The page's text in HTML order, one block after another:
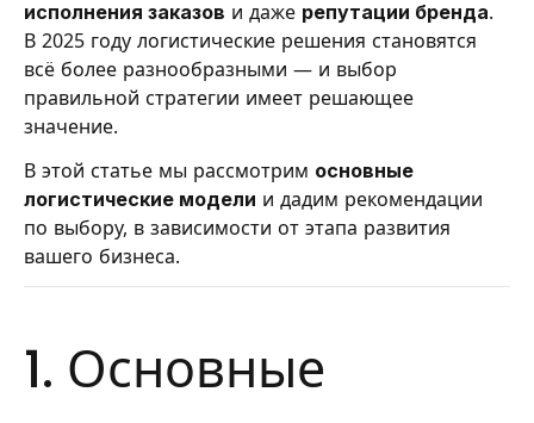
исполнения заказов и даже репутации бренда.
В 2025 году логистические решения становятся
всё более разнообразными — и выбор
правильной стратегии имеет решающее
значение.
В этой статье мы рассмотрим основные
логистические модели и дадим рекомендации
по выбору, в зависимости от этапа развития
вашего бизнеса.
1. Основные